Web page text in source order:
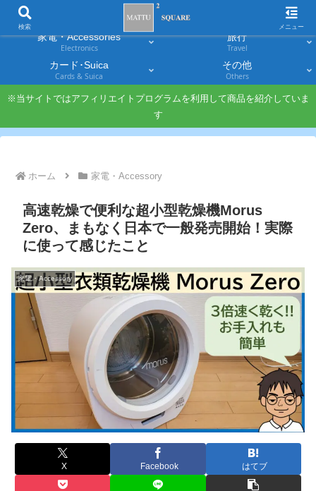
家電・Accessories
Electronics
旅行
Travel
カード･Suica
Cards & Suica
その他
Others
※当サイトではアフィリエイトプログラムを利用して商品を紹介していま
す
ホーム 家電・Accessory
高速乾燥で便利な超小型乾燥機Morus
Zero、まもなく日本で一般発売開始！実際
に使って感じたこと
家電・Accessory
X Facebook はてブ
検索 メニュー